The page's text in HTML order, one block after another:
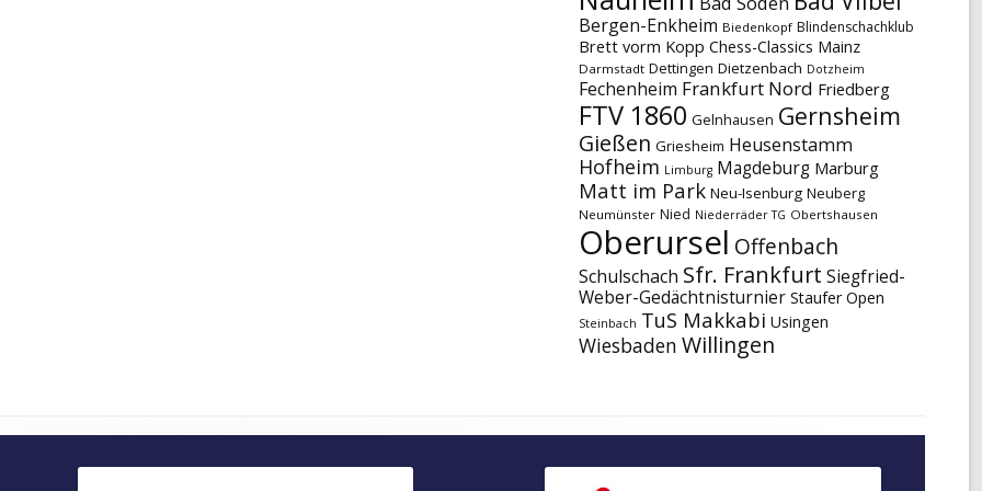
Bergen-Enkheim Biedenkopf Blindenschachklub
Brett vorm Kopp Chess-Classics Mainz
Darmstadt Dettingen Dietzenbach Dotzheim
Fechenheim Frankfurt Nord Friedberg
FTV 1860 Gelnhausen Gernsheim
Gießen Griesheim Heusenstamm
Hofheim Limburg Magdeburg Marburg
Matt im Park Neu-Isenburg Neuberg
Neumünster Nied Niederräder TG Obertshausen
Oberursel Offenbach
Schulschach Sfr. Frankfurt Siegfried-
Weber-Gedächtnisturnier Staufer Open
Steinbach TuS Makkabi Usingen
Wiesbaden Willingen